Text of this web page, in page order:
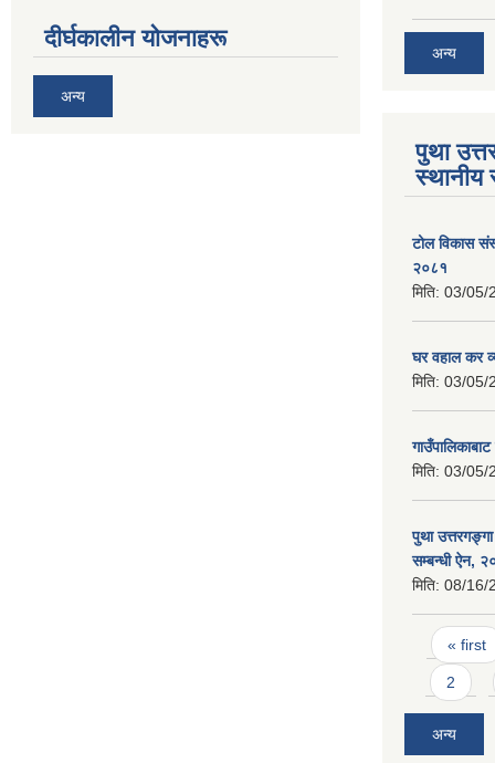
दीर्घकालीन योजनाहरू
अन्य
अन्य
पुथा
स्थानीय
टोल विकास
२०८१
मिति: 03/05/
घर वहाल कर
मिति: 03/05/
मिति: 03/05/
पुथा
सम्बन्धी ऐन,
मिति: 08/16/
Pages
« first
2
अन्य